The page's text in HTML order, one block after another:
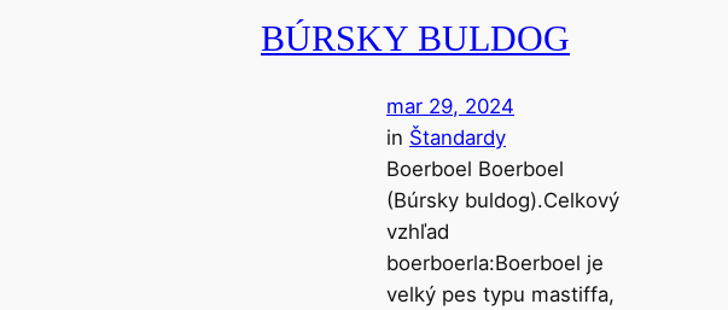
BÚRSKY BULDOG
mar 29, 2024
in Štandardy
Boerboel Boerboel
(Búrsky buldog).Celkový
vzhľad
boerboerla:Boerboel je
velký pes typu mastiffa,